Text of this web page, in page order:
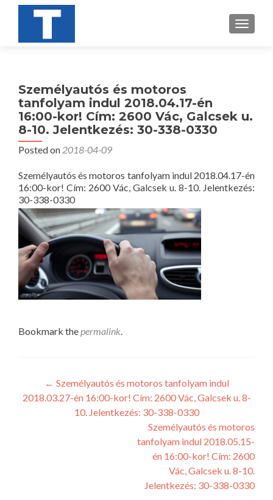
Személyautós és motoros
tanfolyam indul 2018.04.17-én
16:00-kor! Cím: 2600 Vác, Galcsek u.
8-10. Jelentkezés: 30-338-0330
Posted on 2018-04-09
Személyautós és motoros tanfolyam indul 2018.04.17-én
16:00-kor! Cím: 2600 Vác, Galcsek u. 8-10. Jelentkezés:
30-338-0330
Bookmark thepermalink.
Post
navigation
← Személyautós és motoros tanfolyam indul
2018.03.27-én 16:00-kor! Cím: 2600 Vác, Galcsek u. 8-
10. Jelentkezés: 30-338-0330
Személyautós és motoros
tanfolyam indul 2018.05.15-
én 16:00-kor! Cím: 2600
Vác, Galcsek u. 8-10.
Jelentkezés: 30-338-0330